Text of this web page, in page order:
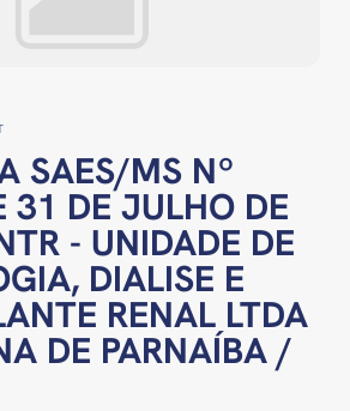
SAES/MS Nº
31 DE JULHO DE
- UNIDADE DE
DIALISE E
RENAL LTDA
DE PARNAÍBA /